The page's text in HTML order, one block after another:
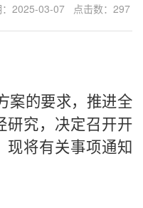
2025-03-07 点击数： 297
案的要求，推进全
研究，决定召开开
现将有关事项通知